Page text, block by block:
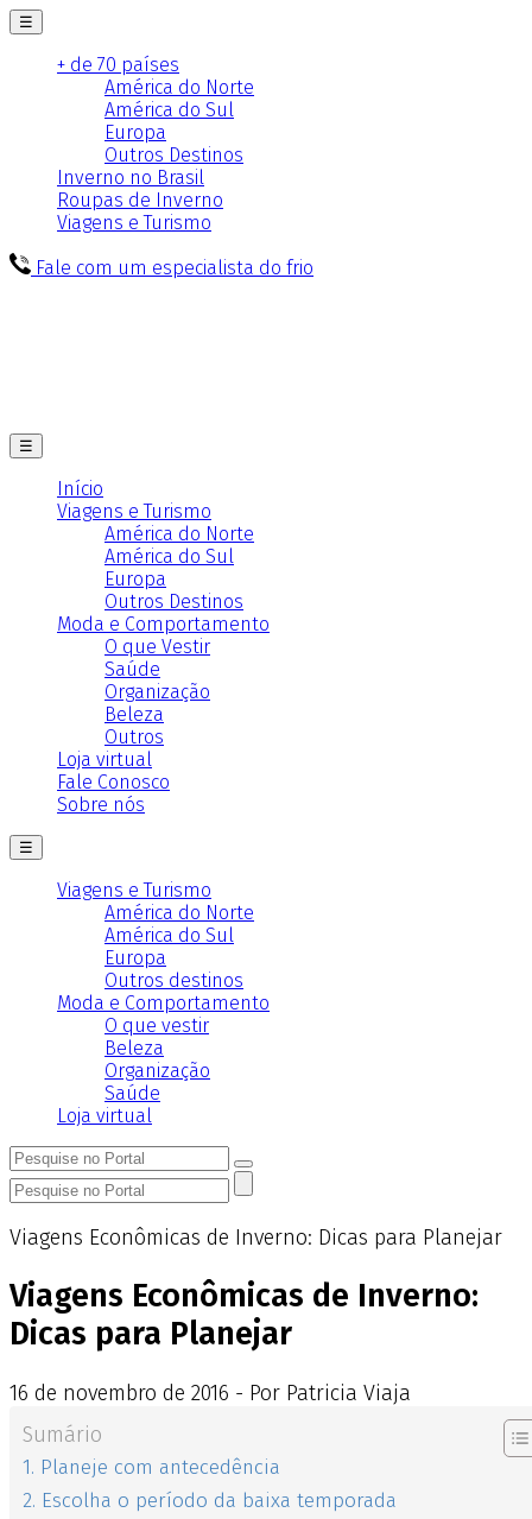
☰
+ de 70 países
América do Norte
América do Sul
Europa
Outros Destinos
Inverno no Brasil
Roupas de Inverno
Viagens e Turismo
Fale com um especialista do frio
☰
Início
Viagens e Turismo
América do Norte
América do Sul
Europa
Outros Destinos
Moda e Comportamento
O que Vestir
Saúde
Organização
Beleza
Outros
Loja virtual
Fale Conosco
Sobre nós
☰
Viagens e Turismo
América do Norte
América do Sul
Europa
Outros destinos
Moda e Comportamento
O que vestir
Beleza
Organização
Saúde
Loja virtual
Viagens Econômicas de Inverno: Dicas para Planejar
Viagens Econômicas de Inverno:
Dicas para Planejar
16 de novembro de 2016 - Por Patricia Viaja
Sumário
1. Planeje com antecedência
2. Escolha o período da baixa temporada